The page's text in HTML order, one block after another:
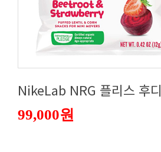
NikeLab NRG 플리스 후디
99,000원